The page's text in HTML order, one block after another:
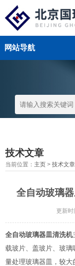
网站导航
技术文章
当前位置： 主页 >技术文章
全自动玻璃
更新
全自动玻璃器皿清洗机
载玻片、盖玻片、玻
量处理玻璃器皿，较